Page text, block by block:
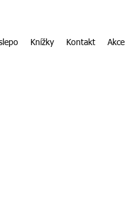
Knížky Kontakt Akce